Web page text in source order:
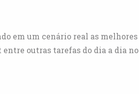
em um cenário real as melhores
entre outras tarefas do dia a dia no